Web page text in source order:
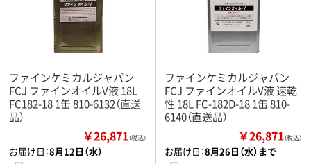
ファインケミカルジャパン
FCJ ファインオイルV液 18L
FC182-18 1缶 810-6132（直送
品）
￥26,871（税込）
お届け日：8月12日（水）
ファインケミカルジャパン
FCJ ファインオイルV液 速乾
性 18L FC-182D-18 1缶 810-
6140（直送品）
￥26,871（税込）
お届け日：8月26日（水）まで